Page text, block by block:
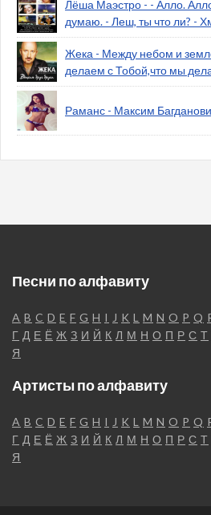
Лёша Маэстро - - Алло.
думаю. - Леш, ты что ли? -
Жека - Между небом и
делаем с Тобой,что мы
Раманс - Максим
Песни по алфавиту
A B C D E F G H I J K L M N O P Q
Г Д Е Ё Ж З И Й К Л М Н О П Р С Т
Я
Артисты по алфавиту
A B C D E F G H I J K L M N O P Q
Г Д Е Ё Ж З И Й К Л М Н О П Р С Т
Я